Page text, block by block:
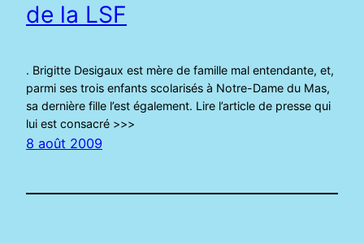
de la LSF
. Brigitte Desigaux est mère de famille mal entendante, et,
parmi ses trois enfants scolarisés à Notre-Dame du Mas,
sa dernière fille l’est également. Lire l’article de presse qui
lui est consacré >>>
8 août 2009